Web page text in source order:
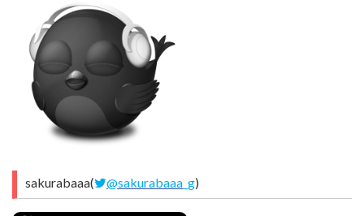
sakurabaaa( @sakurabaaa_g)